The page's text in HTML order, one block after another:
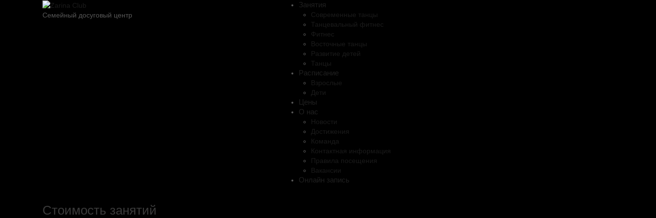
Семейный досуговый центр
Занятия
Современные танцы
Танцевальный фитнес
Фитнес
Восточные танцы
Развитие детей
Танцы
Расписание
Взрослые
Дети
Цены
О нас
Новости
Достижения
Команда
Контактная информация
Правила посещения
Вакансии
Онлайн запись
Стоимость занятий